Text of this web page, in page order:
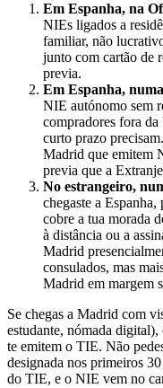
Em Espanha, na
NIEs ligados a
familiar, não
junto com cartão de
previa.
Em Espanha,
NIE autónomo sem
compradores fora
curto prazo
Madrid que emitem
previa que a
No estrangeiro,
chegaste a
cobre a tua morada
à distância ou a
Madrid
consulados, mas
Madrid em margem
Se chegas a Madrid com
estudante, nómada
te emitem o TIE. Não
designada nos primeiros
do TIE, e o NIE vem no